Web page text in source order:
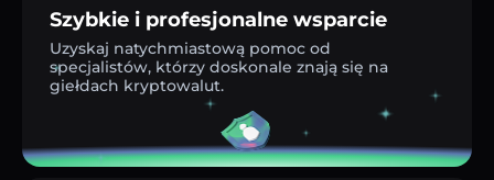
Szybkie i profesjonalne wsparcie
Uzyskaj natychmiastową pomoc od
specjalistów, którzy doskonale znają się na
giełdach kryptowalut.